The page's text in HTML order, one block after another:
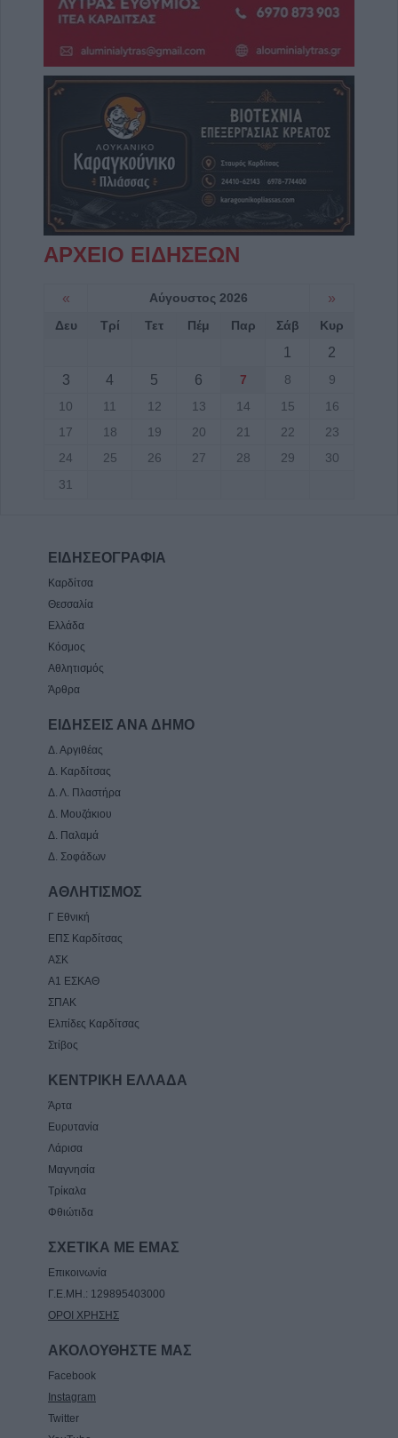
ΑΡΧΕΙΟ ΕΙΔΗΣΕΩΝ
« Αύγουστος 2026 »
Δευ Τρί Τετ Πέμ Παρ Σάβ Κυρ
1
2
3
4 5 6 7 8
9
10
11 12 13 14 15
16
17
18 19 20 21 22
23
24
25 26 27 28 29
30
31
ΕΙΔΗΣΕΟΓΡΑΦΙΑ
Καρδίτσα
Θεσσαλία
Ελλάδα
Κόσμος
Αθλητισμός
Άρθρα
ΕΙΔΗΣΕΙΣ ΑΝΑ ΔΗΜΟ
Δ. Αργιθέας
Δ. Καρδίτσας
Δ. Λ. Πλαστήρα
Δ. Μουζάκιου
Δ. Παλαμά
Δ. Σοφάδων
ΑΘΛΗΤΙΣΜΟΣ
Γ Εθνική
ΕΠΣ Καρδίτσας
ΑΣΚ
Α1 ΕΣΚΑΘ
ΣΠΑΚ
Ελπίδες Καρδίτσας
Στίβος
ΚΕΝΤΡΙΚΗ ΕΛΛΑΔΑ
Άρτα
Ευρυτανία
Λάρισα
Μαγνησία
Τρίκαλα
Φθιώτιδα
ΣΧΕΤΙΚΑ ΜΕ ΕΜΑΣ
Επικοινωνία
Γ.Ε.ΜΗ.: 129895403000
ΟΡΟΙ ΧΡΗΣΗΣ
ΑΚΟΛΟΥΘΗΣΤΕ ΜΑΣ
Facebook
Instagram
Twitter